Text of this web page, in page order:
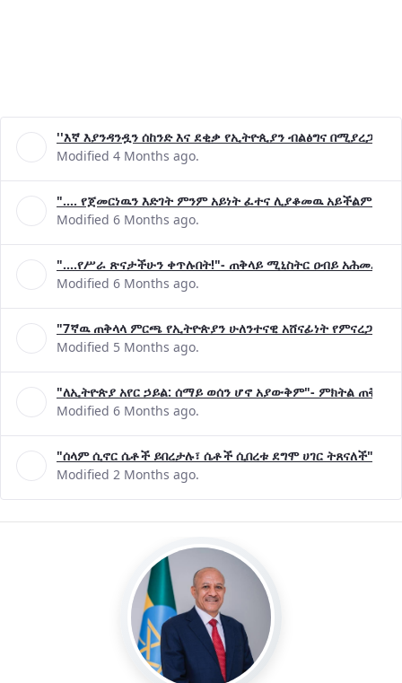
''እኛ እያንዳንዷን ሰከንድ እና ደቂቃ የኢትዮጲያን ብልፅግና
Modified 4 Months ago.
".... የጀመርነዉን እድገት ምንም አይነት ፈተና ሊያቆመዉ አይችልም"-
Modified 6 Months ago.
"....የሥራ ጽናታችሁን ቀጥሉበት!"- ጠቅላይ ሚኒስትር ዐብይ አሕመድ (ዶ/
Modified 6 Months ago.
"7ኛዉ ጠቅላላ ምርጫ የኢትዮጵያን ሁለንተናዊ አሸናፊነት
Modified 5 Months ago.
"ለኢትዮጵያ አየር ኃይል: ሰማይ ወሰን ሆኖ አያውቅም"- ምክትል ጠቅላይ
Modified 6 Months ago.
"ሰላም ሲኖር ሴቶች ይበረታሉ፣ ሴቶች ሲበረቱ ደግሞ ሀገር ትጸናለች"-
Modified 2 Months ago.